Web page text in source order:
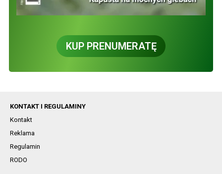
KUP PRENUMERATĘ
KONTAKT I REGULAMINY
Kontakt
Reklama
Regulamin
RODO